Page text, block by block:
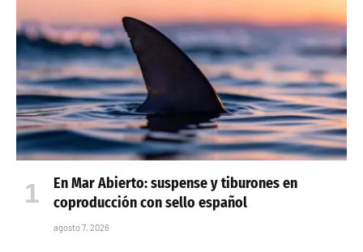
En Mar Abierto: suspense y tiburones en
coproducción con sello español
agosto 7, 2026